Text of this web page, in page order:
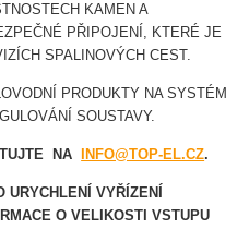
KAMEN A
PŘIPOJENÍ, KTERÉ JE
SPALINOVÝCH CEST.
PRODUKTY NA SYSTÉM
SOUSTAVY.
NA INFO@TOP-EL.CZ.
URYCHLENÍ VYŘÍZENÍ
O VELIKOSTI VSTUPU